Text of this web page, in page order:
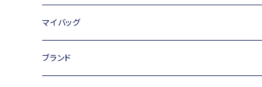
トートバッグ
ショルダーバッグ
マイバッグ
キャンバス
ブランド